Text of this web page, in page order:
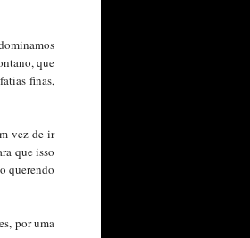
que
finas,
vez de ir
que isso
querendo
por uma